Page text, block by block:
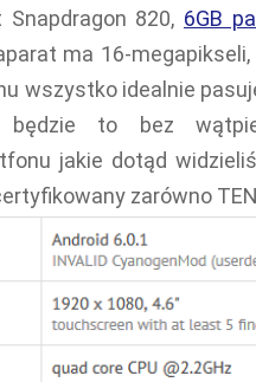
820, 6GB
ma 16-
wszystko idealnie
będzie to bez
jakie dotąd
zarówno